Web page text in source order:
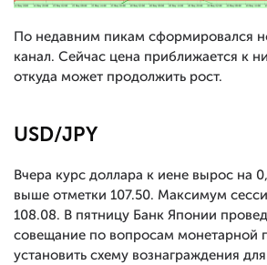
По недавним пикам сформировался
канал. Сейчас цена приближается к
откуда может продолжить рост.
USD/JPY
Вчера курс доллара к иене вырос на
выше отметки 107.50. Максимум
108.08. В пятницу Банк Японии
совещание по вопросам монетарной
установить схему вознаграждения